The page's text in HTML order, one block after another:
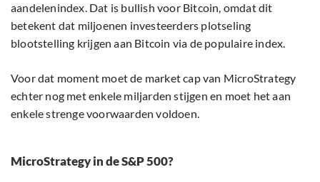
aandelenindex. Dat is bullish voor Bitcoin, omdat dit
betekent dat miljoenen investeerders plotseling
blootstelling krijgen aan Bitcoin via de populaire index.
Voor dat moment moet de market cap van MicroStrategy
echter nog met enkele miljarden stijgen en moet het aan
enkele strenge voorwaarden voldoen.
MicroStrategy in de S&P 500?